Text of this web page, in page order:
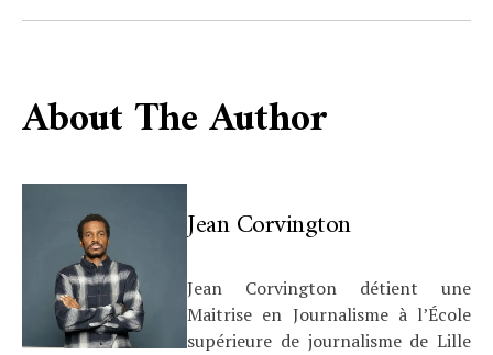
About The Author
Jean Corvington
Jean Corvington détient une
Maitrise en Journalisme à l’École
supérieure de journalisme de Lille